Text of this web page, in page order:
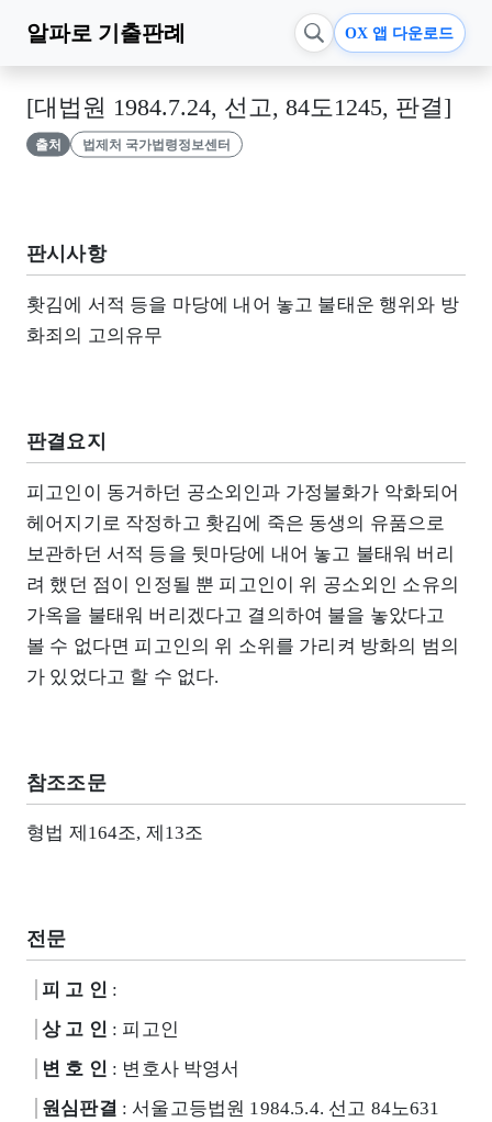
알파로 기출판례 OX 앱 다운로드
[대법원 1984.7.24, 선고, 84도1245, 판결]
출처 법제처 국가법령정보센터
판시사항
홧김에 서적 등을 마당에 내어 놓고 불태운 행위와 방
화죄의 고의유무
판결요지
피고인이 동거하던 공소외인과 가정불화가 악화되어
헤어지기로 작정하고 홧김에 죽은 동생의 유품으로
보관하던 서적 등을 뒷마당에 내어 놓고 불태워 버리
려 했던 점이 인정될 뿐 피고인이 위 공소외인 소유의
가옥을 불태워 버리겠다고 결의하여 불을 놓았다고
볼 수 없다면 피고인의 위 소위를 가리켜 방화의 범의
가 있었다고 할 수 없다.
참조조문
형법 제164조, 제13조
전문
피 고 인 :
상 고 인 : 피고인
변 호 인 : 변호사 박영서
원심판결 : 서울고등법원 1984.5.4. 선고 84노631